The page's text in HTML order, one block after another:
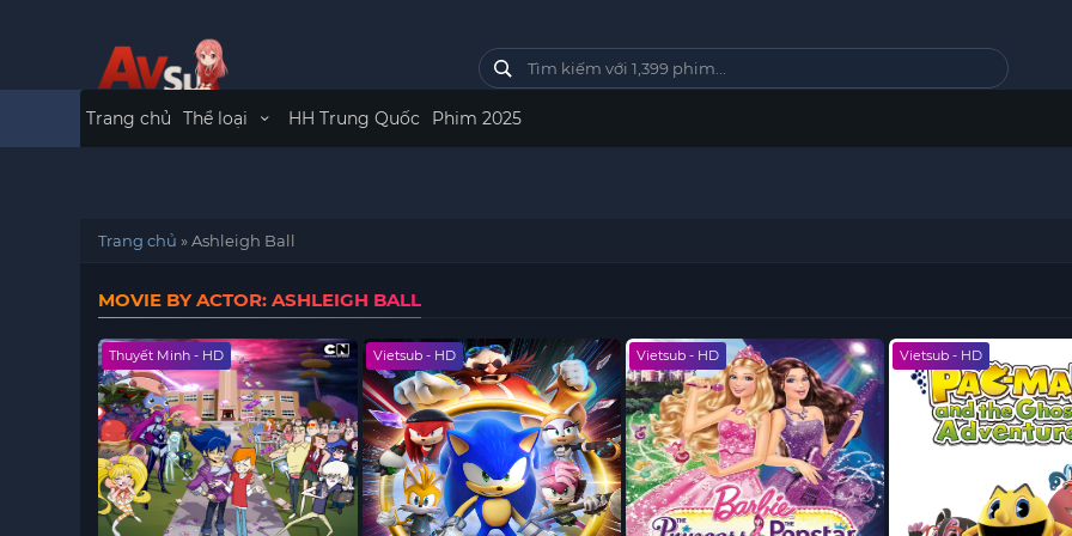
Trang chủ Thể loại HH Trung Quốc Phim 2025
Trang chủ »Ashleigh Ball
MOVIE BY ACTOR: ASHLEIGH BALL
Thuyết Minh - HD Vietsub - HD Vietsub - HD Vietsub - HD